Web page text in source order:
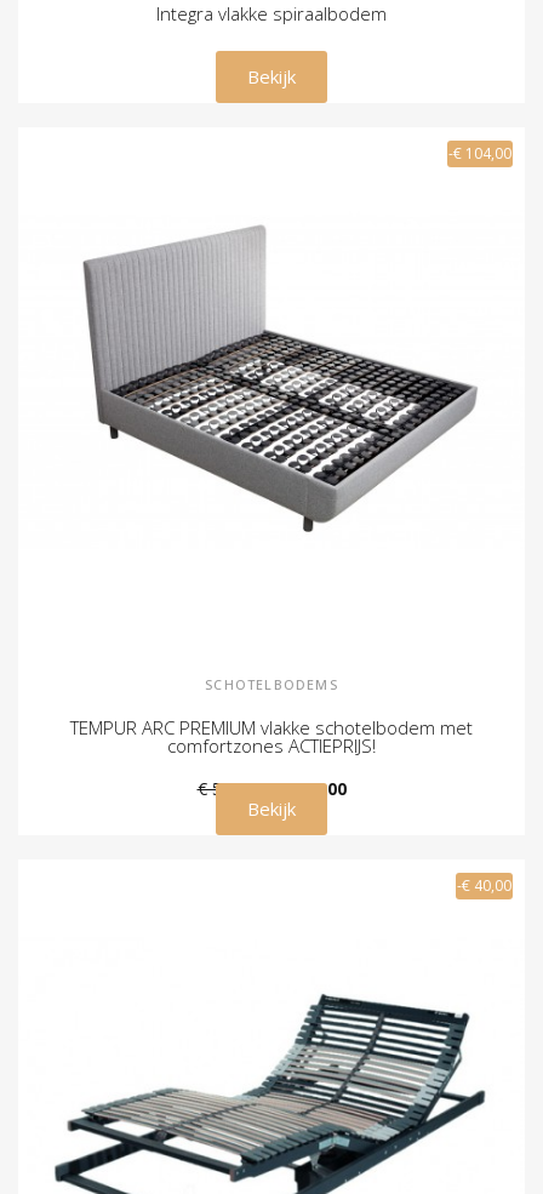
Integra vlakke spiraalbodem
€ 345,00
Bekijk
-€ 104,00
SCHOTELBODEMS
TEMPUR ARC PREMIUM vlakke schotelbodem met
comfortzones ACTIEPRIJS!
€ 549,00 € 445,00
Bekijk
-€ 40,00